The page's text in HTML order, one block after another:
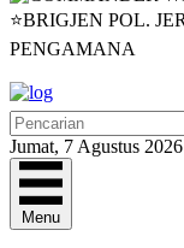
Jumat, 7 Agustus 2026
Menu